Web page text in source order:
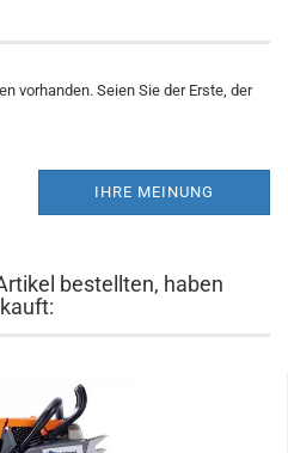
vorhanden. Seien Sie der Erste, der
IHRE MEINUNG
bestellten, haben